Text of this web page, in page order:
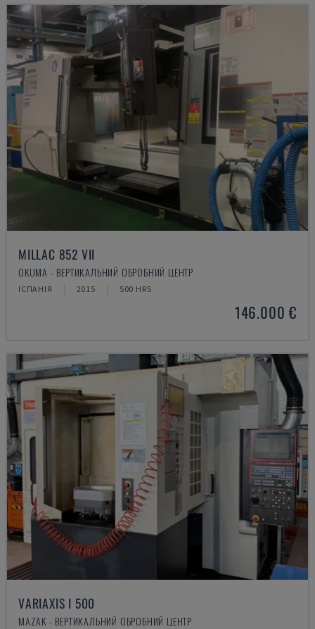
MILLAC 852 VII
OKUMA - ВЕРТИКАЛЬНИЙ ОБРОБНИЙ ЦЕНТР
ІСПАНІЯ 2015 500 HRS
146.000 €
VARIAXIS I 500
MAZAK - ВЕРТИКАЛЬНИЙ ОБРОБНИЙ ЦЕНТР